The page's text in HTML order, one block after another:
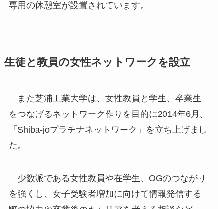
専用の休憩室が設置されています。
生徒と教員の女性ネットワークを設立
また芝浦工業大学は、女性教員と学生、卒業生
をつなげるネットワーク作りを目的に2014年6月、
「Shiba-joプラチナネットワーク」を立ち上げまし
た。
少数派である女性教員や在学生、OGのつながり
を強くし、女子受験者増加に向けて情報発信する